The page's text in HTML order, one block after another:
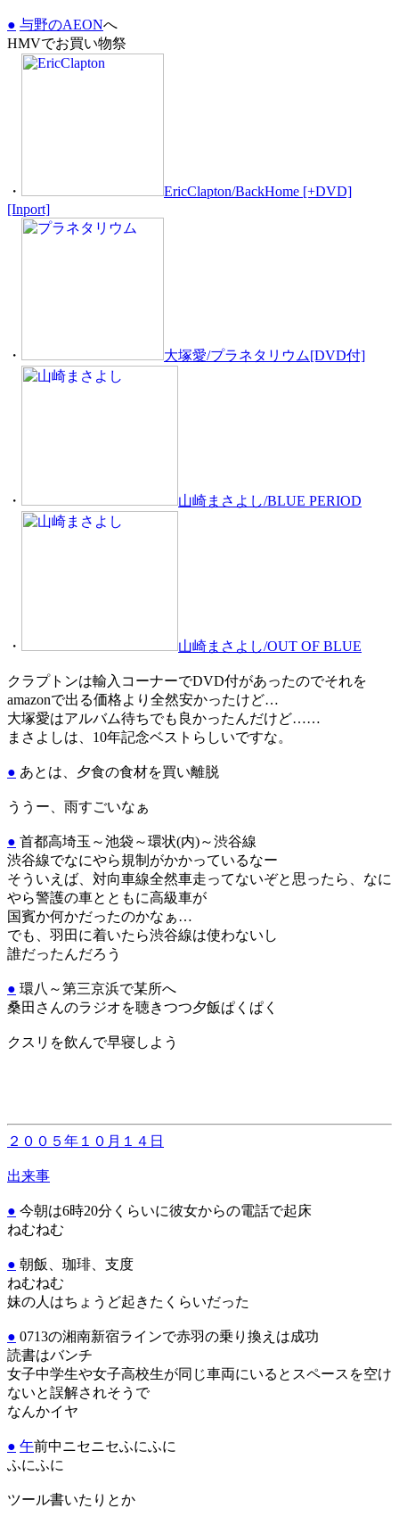
● 与野のAEONへ
HMVでお買い物祭
・
EricClapton/BackHome [+DVD]
[Inport]
・ 大塚愛/プラネタリウム[DVD付]
・ 山崎まさよし/BLUE PERIOD
・ 山崎まさよし/OUT OF BLUE
クラプトンは輸入コーナーでDVD付があったのでそれを
amazonで出る価格より全然安かったけど…
大塚愛はアルバム待ちでも良かったんだけど……
まさよしは、10年記念ベストらしいですな。
● あとは、夕食の食材を買い離脱
ううー、雨すごいなぁ
● 首都高埼玉～池袋～環状(内)～渋谷線
渋谷線でなにやら規制がかかっているなー
そういえば、対向車線全然車走ってないぞと思ったら、なに
やら警護の車とともに高級車が
国賓か何かだったのかなぁ…
でも、羽田に着いたら渋谷線は使わないし
誰だったんだろう
● 環八～第三京浜で某所へ
桑田さんのラジオを聴きつつ夕飯ぱくぱく
クスリを飲んで早寝しよう
２００５年１０月１４日
出来事
● 今朝は6時20分くらいに彼女からの電話で起床
ねむねむ
● 朝飯、珈琲、支度
ねむねむ
妹の人はちょうど起きたくらいだった
● 0713の湘南新宿ラインで赤羽の乗り換えは成功
読書はバンチ
女子中学生や女子高校生が同じ車両にいるとスペースを空け
ないと誤解されそうで
なんかイヤ
● 午前中ニセニセふにふに
ふにふに
ツール書いたりとか